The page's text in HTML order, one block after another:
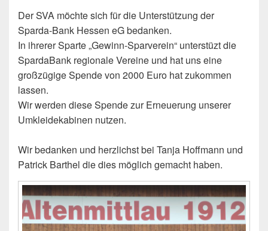
Der SVA möchte sich für die Unterstützung der
Sparda-Bank Hessen eG bedanken.
In ihrerer Sparte „Gewinn-Sparverein“ unterstüzt die
SpardaBank regionale Vereine und hat uns eine
großzügige Spende von 2000 Euro hat zukommen
lassen.
Wir werden diese Spende zur Erneuerung unserer
Umkleidekabinen nutzen.
Wir bedanken und herzlichst bei Tanja Hoffmann und
Patrick Barthel die dies möglich gemacht haben.